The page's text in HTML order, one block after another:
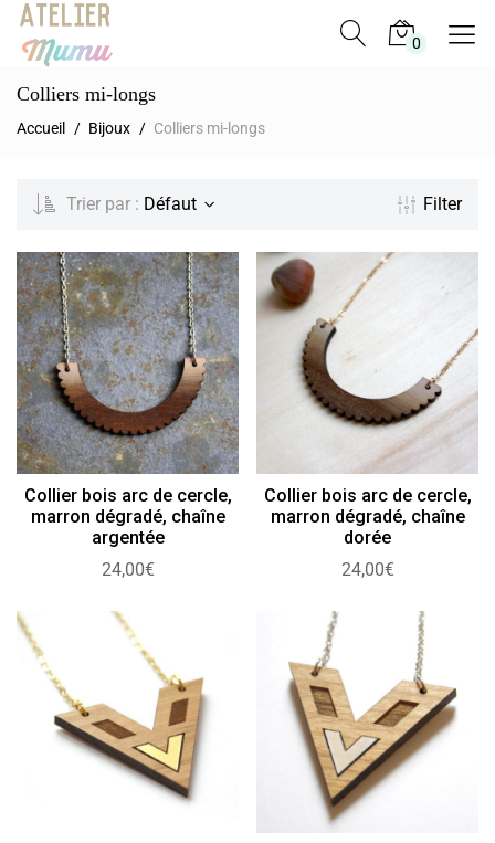
Mumu
graphiques
en
personnalisés.
géométriques,
graphiques
fabriquées
en
France
0
Colliers mi-longs
Accueil Bijoux Colliers mi-longs
Trier par : Défaut Filter
Collier bois arc de cercle,
marron dégradé, chaîne
argentée
24,00€
Collier bois arc de cercle,
marron dégradé, chaîne
dorée
24,00€